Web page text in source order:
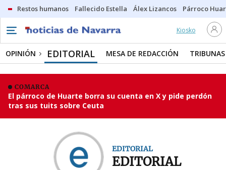
Restos humanos Fallecido Estella Álex Lizancos Párroco
Kiosko
OPINIÓN EDITORIAL MESA DE REDACCIÓN TRIBUNAS
COMARCA
El párroco de Huarte borra su cuenta en X y pide perdón
tras sus tuits sobre Ceuta
EDITORIAL
EDITORIAL